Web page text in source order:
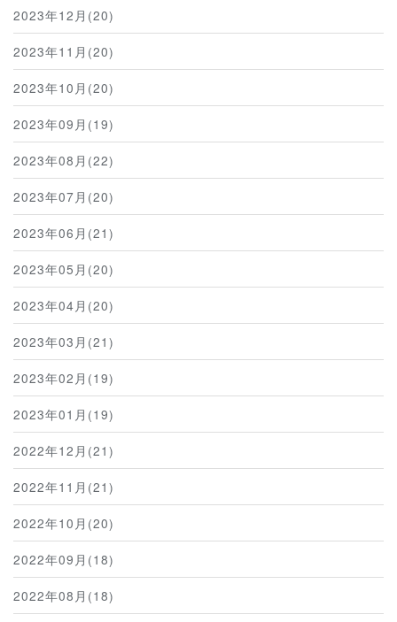
2023年12月(20)
2023年11月(20)
2023年10月(20)
2023年09月(19)
2023年08月(22)
2023年07月(20)
2023年06月(21)
2023年05月(20)
2023年04月(20)
2023年03月(21)
2023年02月(19)
2023年01月(19)
2022年12月(21)
2022年11月(21)
2022年10月(20)
2022年09月(18)
2022年08月(18)